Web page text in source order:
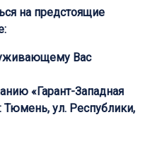
на предстоящие
Вас
«Гарант-Западная
Тюмень, ул. Республики,